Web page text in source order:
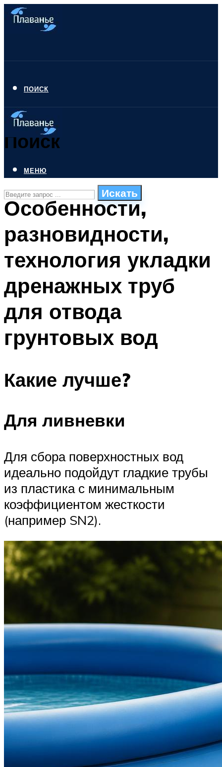
ПОИСК
Поиск
Искать
ПЛАВАНЬЕ ДЛЯ ДЕТЕЙ
БАССЕЙН ДЛЯ ДОМА
МЕНЮ
МЕНЮ
Особенности,
разновидности,
технология укладки
дренажных труб
для отвода
грунтовых вод
Какие лучше?
Для ливневки
Для сбора поверхностных вод
идеально подойдут гладкие трубы
из пластика с минимальным
коэффициентом жесткости
(например SN2).